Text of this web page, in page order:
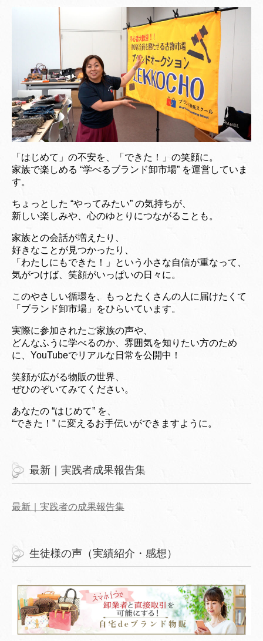
「はじめて」の不安を、「できた！」の笑顔に。
家族で楽しめる “学べるブランド卸市場” を運営していま
す。
ちょっとした “やってみたい” の気持ちが、
新しい楽しみや、心のゆとりにつながることも。
家族との会話が増えたり、
好きなことが見つかったり、
「わたしにもできた！」という小さな自信が重なって、
気がつけば、笑顔がいっぱいの日々に。
このやさしい循環を、もっとたくさんの人に届けたくて
「ブランド卸市場」をひらいています。
実際に参加されたご家族の声や、
どんなふうに学べるのか、雰囲気を知りたい方のため
に、YouTubeでリアルな日常を公開中！
笑顔が広がる物販の世界、
ぜひのぞいてみてください。
あなたの “はじめて” を、
“できた！” に変えるお手伝いができますように。
最新｜実践者成果報告集
最新｜実践者の成果報告集
生徒様の声（実績紹介・感想）